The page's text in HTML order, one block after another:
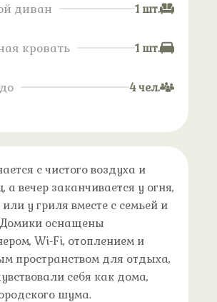
диван 1 шт.
кровать 1 шт.
4 чел.
с чистого воздуха и
а вечер заканчивается у огня,
или у гриля вместе с семьей и
оснащены
Wi-Fi, отоплением и
пространством для отдыха,
себя как дома,
шума.